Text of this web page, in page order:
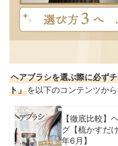
ヘアブラシを選ぶ際に必ず
ト」を以下のコンテンツか
【徹底比較】
グ【梳かすだ
年6月】